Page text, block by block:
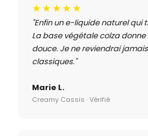
★★★★★
"Enfin un e-liquide naturel qui
La base végétale colza
douce. Je ne reviendrai
classiques."
Marie L.
Creamy Cassis · Vérifié